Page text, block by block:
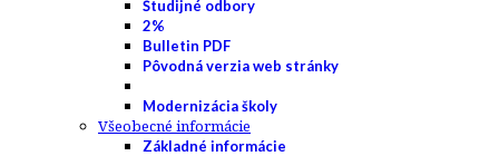
Študijné odbory
2%
Bulletin PDF
Pôvodná verzia web stránky
Modernizácia školy
Všeobecné informácie
Základné informácie